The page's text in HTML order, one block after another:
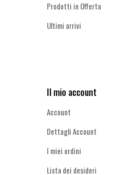
Prodotti in Offerta
Ultimi arrivi
Il mio account
Account
Dettagli Account
I miei ordini
Lista dei desideri